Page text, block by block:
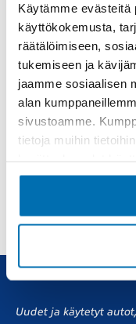
Käytämme evästeitä
käyttökokemusta,
räätälöimiseen,
tukemiseen ja
jaamme sosiaalisen
alan
sivustoamme.
tietoja muihin
Avoinna
MA-
LA
Uudet ja käytetyt